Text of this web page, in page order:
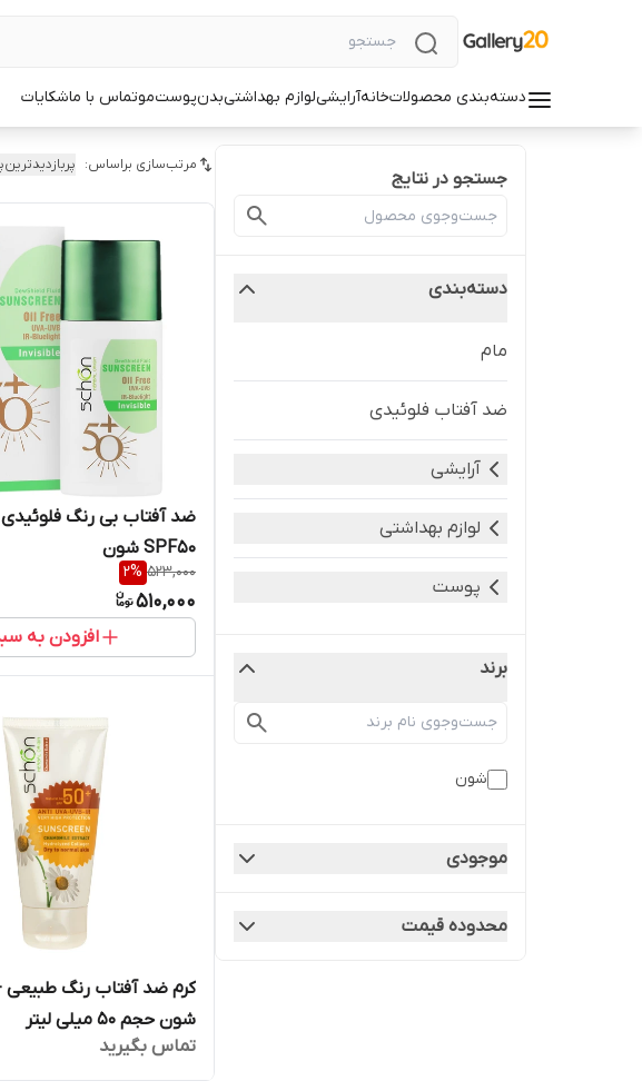
دسته‌بندی محصولاتخانهآرایشیلوازم بهداشتیبدنپوستموتماس با ماشکایات
جستجو در نتایج
دسته‌بندی
مام
ضد آفتاب فلوئیدی
آرایشی
لوازم بهداشتی
پوست
برند
شون
موجودی
محدوده قیمت
مرتب‌سازی براساس: پربازدیدترین
ضد آفتاب بی‌ رنگ
SPF50 شون
523,000
2%
510,000
افزودن به
شون حجم 50 میلی لیتر
تماس بگیرید